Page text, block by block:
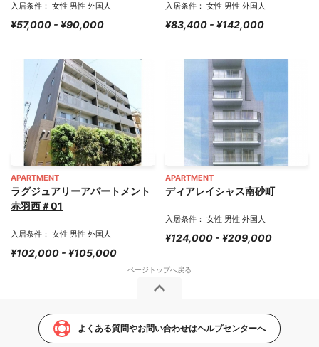
入居条件： 女性 男性 外国人
¥57,000 - ¥90,000
入居条件： 女性 男性 外国人
¥83,400 - ¥142,000
APARTMENT
ラグジュアリーアパートメント
赤羽西＃01
入居条件： 女性 男性 外国人
¥102,000 - ¥105,000
APARTMENT
ディアレイシャス南砂町
入居条件： 女性 男性 外国人
¥124,000 - ¥209,000
よくある質問やお問い合わせはヘルプセンターへ